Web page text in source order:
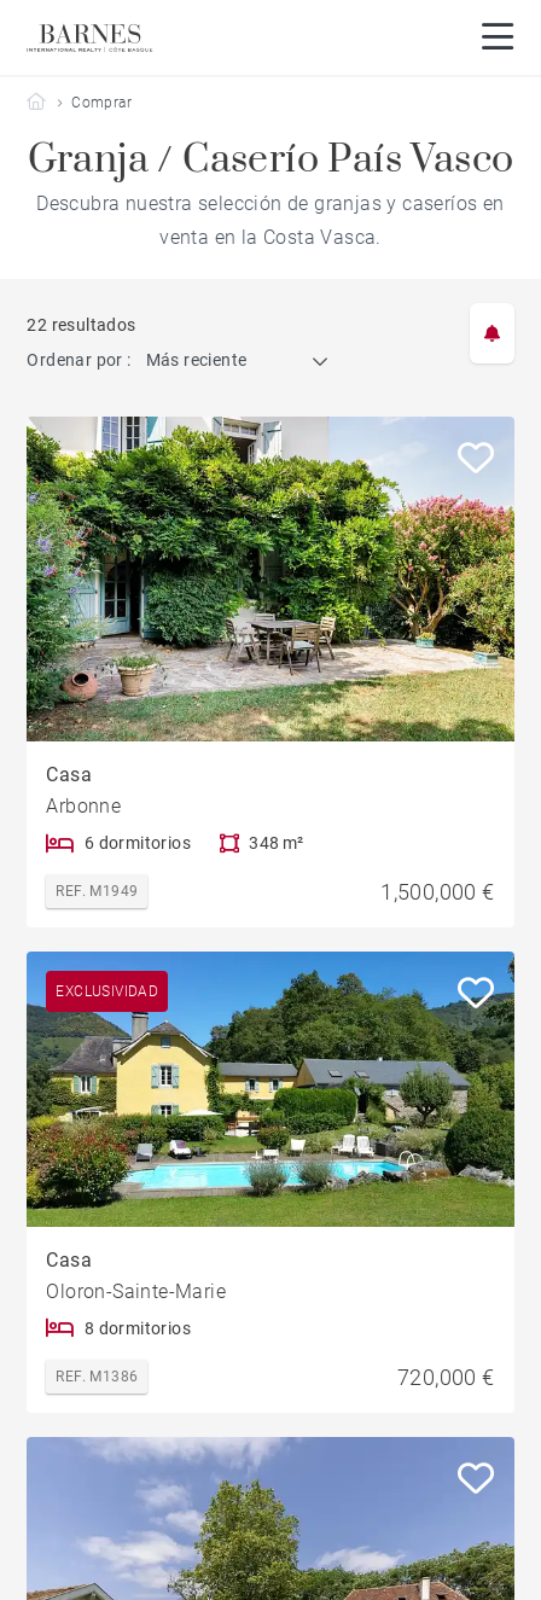
Barnes Côte Basque
Comprar
Granja / Caserío País Vasco
Descubra nuestra selección de granjas y caseríos en
venta en la Costa Vasca.
22 resultados
Ordenar por :
Más reciente
Casa
Arbonne
6 dormitorios 348 m²
REF. M1949 1,500,000 €
EXCLUSIVIDAD
Casa
Oloron-Sainte-Marie
8 dormitorios
REF. M1386 720,000 €